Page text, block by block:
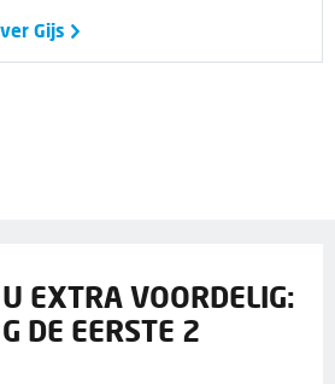
Gijs
EXTRA VOORDELIG:
DE EERSTE 2